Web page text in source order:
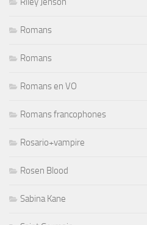
Romans
Romans
Romans en VO
Romans francophones
Rosario+vampire
Rosen Blood
Sabina Kane